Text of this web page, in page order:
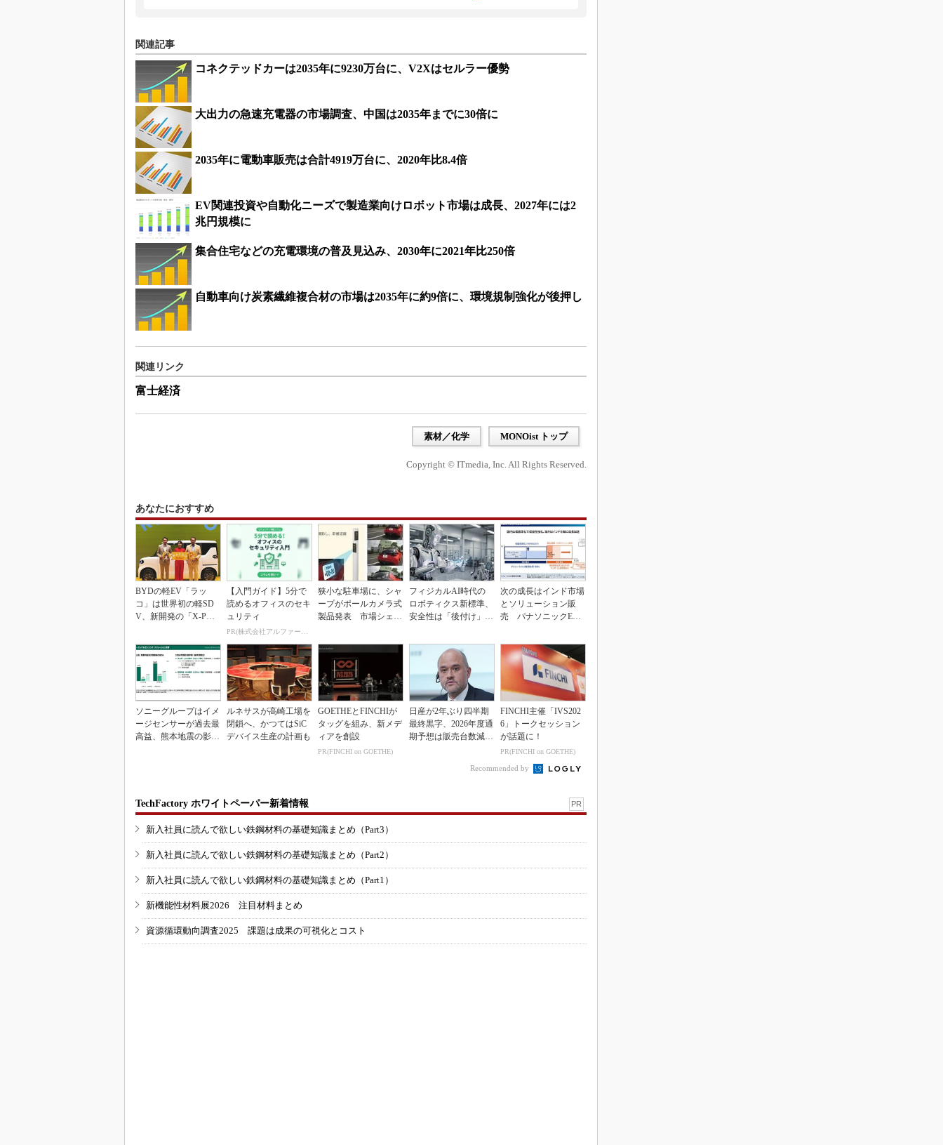
関連記事
コネクテッドカーは2035年に9230万台に、V2Xはセルラー優勢
大出力の急速充電器の市場調査、中国は2035年までに30倍に
2035年に電動車販売は合計4919万台に、2020年比8.4倍
EV関連投資や自動化ニーズで製造業向けロボット市場は成長、2027年には2
兆円規模に
集合住宅などの充電環境の普及見込み、2030年に2021年比250倍
自動車向け炭素繊維複合材の市場は2035年に約9倍に、環境規制強化が後押し
関連リンク
富士経済
素材／化学 MONOist トップ
Copyright © ITmedia, Inc. All Rights Reserved.
あなたにおすすめ
BYDの軽EV「ラッ
コ」は世界初の軽SD
V、新開発の「X-PAC
【入門ガイド】5分で
読めるオフィスのセキ
ュリティ
PR(株式会社アルファーテクノ)
狭小な駐車場に、シャ
ープがポールカメラ式
製品発表 市場シェア
フィジカルAI時代の
ロボティクス新標準、
安全性は「後付け」で
次の成長はインド市場
とソリューション販
売 パナソニックEW
ソニーグループはイメ
ージセンサーが過去最
高益、熊本地震の影響
ルネサスが高崎工場を
閉鎖へ、かつてはSiC
デバイス生産の計画も
GOETHEとFINCHIが
タッグを組み、新メデ
ィアを創設
PR(FINCHI on GOETHE)
日産が2年ぶり四半期
最終黒字、2026年度通
期予想は販売台数減も
FINCHI主催「IVS202
6」トークセッション
が話題に！
PR(FINCHI on GOETHE)
Recommended by
TechFactory ホワイトペーパー新着情報 PR
新入社員に読んで欲しい鉄鋼材料の基礎知識まとめ（Part3）
新入社員に読んで欲しい鉄鋼材料の基礎知識まとめ（Part2）
新入社員に読んで欲しい鉄鋼材料の基礎知識まとめ（Part1）
新機能性材料展2026 注目材料まとめ
資源循環動向調査2025 課題は成果の可視化とコスト